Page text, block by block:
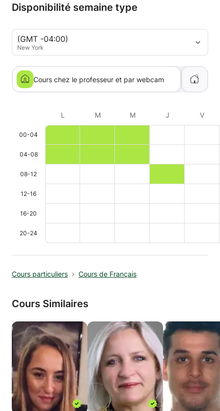
Disponibilité semaine type
(GMT -04:00)
New York
Cours chez le professeur et par webcam
L M M J V
00-04
04-08
08-12
12-16
16-20
20-24
Cours particuliers Cours de Français
Cours Similaires